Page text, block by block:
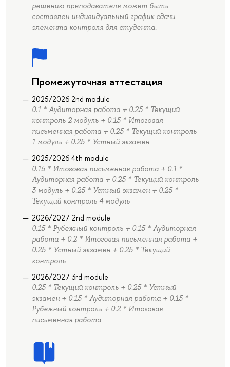
решению преподавателя может быть
составлен индивидуальный график сдачи
элемента контроля для студента.
Промежуточная аттестация
2025/2026 2nd module
0.1 * Аудиторная работа + 0.25 * Текущий
контроль 2 модуль + 0.15 * Итоговая
письменная работа + 0.25 * Текущий контроль
1 модуль + 0.25 * Устный экзамен
2025/2026 4th module
0.15 * Итоговая письменная работа + 0.1 *
Аудиторная работа + 0.25 * Текущий контроль
3 модуль + 0.25 * Устный экзамен + 0.25 *
Текущий контроль 4 модуль
2026/2027 2nd module
0.15 * Рубежный контроль + 0.15 * Аудиторная
работа + 0.2 * Итоговая письменная работа +
0.25 * Устный экзамен + 0.25 * Текущий
контроль
2026/2027 3rd module
0.25 * Текущий контроль + 0.25 * Устный
экзамен + 0.15 * Аудиторная работа + 0.15 *
Рубежный контроль + 0.2 * Итоговая
письменная работа